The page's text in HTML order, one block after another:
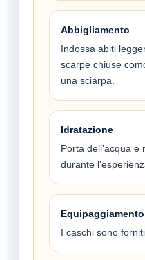
Abbigliamento
Indossa abiti
scarpe chiuse
una sciarpa.
Idratazione
Porta dell’acqua
durante
I caschi sono